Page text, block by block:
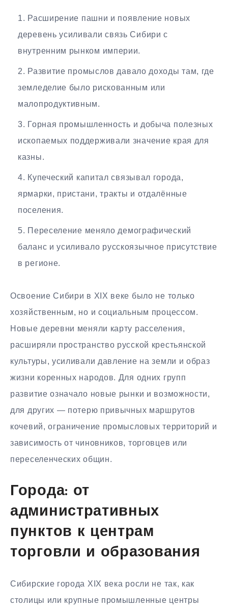
Расширение пашни и появление новых
деревень усиливали связь Сибири с
внутренним рынком империи.
Развитие промыслов давало доходы там, где
земледелие было рискованным или
малопродуктивным.
Горная промышленность и добыча полезных
ископаемых поддерживали значение края для
казны.
Купеческий капитал связывал города,
ярмарки, пристани, тракты и отдалённые
поселения.
Переселение меняло демографический
баланс и усиливало русскоязычное присутствие
в регионе.
Освоение Сибири в XIX веке было не только
хозяйственным, но и социальным процессом.
Новые деревни меняли карту расселения,
расширяли пространство русской крестьянской
культуры, усиливали давление на земли и образ
жизни коренных народов. Для одних групп
развитие означало новые рынки и возможности,
для других — потерю привычных маршрутов
кочевий, ограничение промысловых территорий и
зависимость от чиновников, торговцев или
переселенческих общин.
Города: от
административных
пунктов к центрам
торговли и образования
Сибирские города XIX века росли не так, как
столицы или крупные промышленные центры